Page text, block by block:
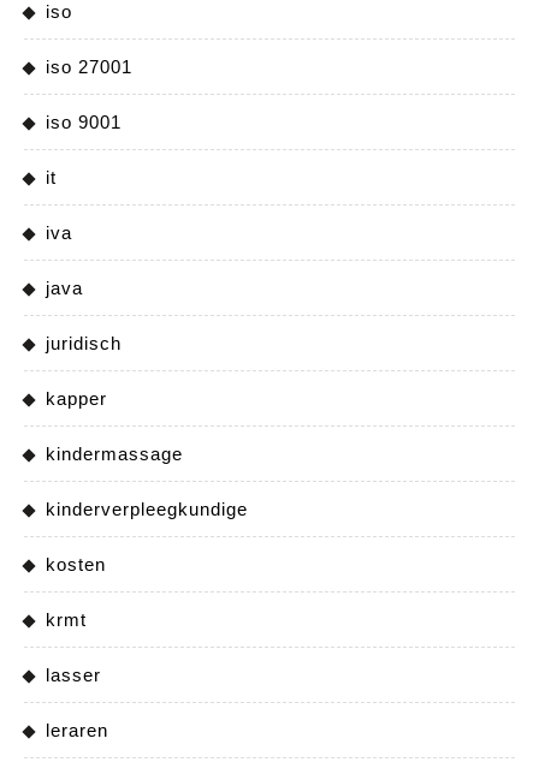
iso
iso 27001
iso 9001
it
iva
java
juridisch
kapper
kindermassage
kinderverpleegkundige
kosten
krmt
lasser
leraren